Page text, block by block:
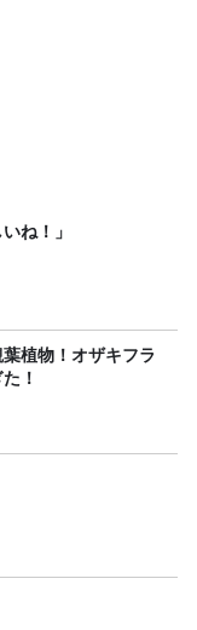
ね！」
植物！オザキフラ
！